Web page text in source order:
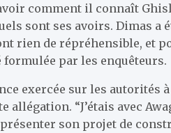
comment il connaît
sont ses avoirs. Dimas a
rien de répréhensible, et
formulée par les enquêteurs.
exercée sur les autorités
allégation. “J’étais avec
son projet de